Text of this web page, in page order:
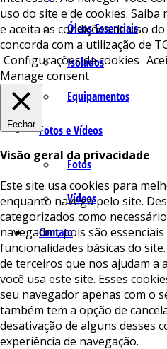
Óleos Essenciais
Isolados
Equipamentos
Fotos e Vídeos
Fotos
Vídeos
Contato
uso do site e de cookies. Saiba
e aceita as condições de uso
concorda com a utilização de
Configurações de cookies
Manage consent
Fechar
Visão geral da privacidade
Este site usa cookies para
enquanto navega pelo site.
categorizados como
navegador, pois são
funcionalidades básicas do
de terceiros que nos ajudam a
você usa este site. Esses
seu navegador apenas com o
também tem a opção de
desativação de alguns desses
experiência de navegação.